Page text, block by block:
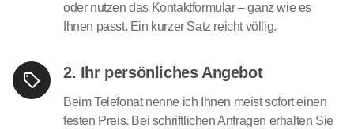
oder nutzen das Kontaktformular – ganz wie es
Ihnen passt. Ein kurzer Satz reicht völlig.
2. Ihr persönliches Angebot
Beim Telefonat nenne ich Ihnen meist sofort einen
festen Preis. Bei schriftlichen Anfragen erhalten Sie